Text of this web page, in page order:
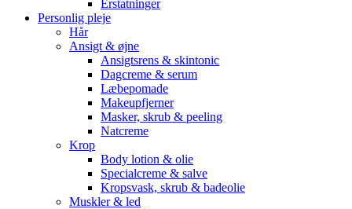
Erstatninger
Personlig pleje
Hår
Ansigt & øjne
Ansigtsrens & skintonic
Dagcreme & serum
Læbepomade
Makeupfjerner
Masker, skrub & peeling
Natcreme
Krop
Body lotion & olie
Specialcreme & salve
Kropsvask, skrub & badeolie
Muskler & led